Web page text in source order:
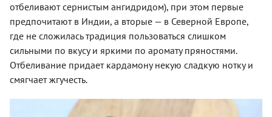
отбеливают сернистым ангидридом), при этом первые
предпочитают в Индии, а вторые — в Северной Европе,
где не сложилась традиция пользоваться слишком
сильными по вкусу и яркими по аромату пряностями.
Отбеливание придает кардамону некую сладкую нотку и
смягчает жгучесть.